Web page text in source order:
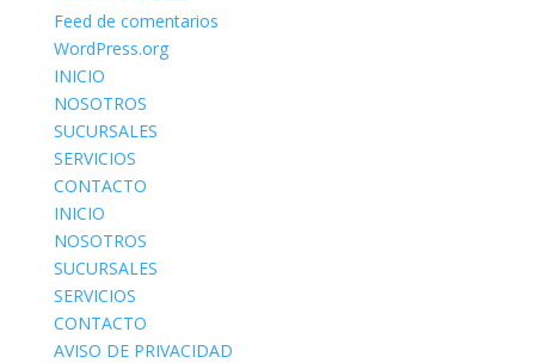
Feed de comentarios
WordPress.org
INICIO
NOSOTROS
SUCURSALES
SERVICIOS
CONTACTO
INICIO
NOSOTROS
SUCURSALES
SERVICIOS
CONTACTO
AVISO DE PRIVACIDAD